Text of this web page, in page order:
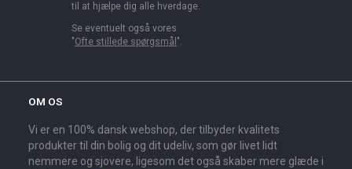
til at hjælpe dig alle hverdage.
Se eventuelt også vores
"Ofte stillede spørgsmål ".
OM OS
Vi er en 100% dansk webshop, der tilbyder kvalitets
produkter til din bolig og dit udeliv, som gør livet lidt
nemmere og sjovere, ligesom det også skaber mere glæde i